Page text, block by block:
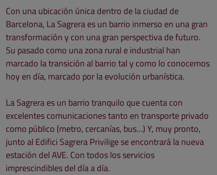
Con una ubicación única dentro de la ciudad de
Barcelona, La Sagrera es un barrio inmerso en una gran
transformación y con una gran perspectiva de futuro.
Su pasado como una zona rural e industrial han
marcado la transición al barrio tal y como lo conocemos
hoy en día, marcado por la evolución urbanística.
La Sagrera es un barrio tranquilo que cuenta con
excelentes comunicaciones tanto en transporte privado
como público (metro, cercanías, bus…) Y, muy pronto,
junto al Edifici Sagrera Privilige se encontrará la nueva
estación del AVE. Con todos los servicios
imprescindibles del día a día.